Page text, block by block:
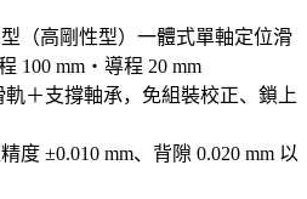
（高剛性型）一體式單軸定位滑
100 mm・導程 20 mm
＋支撐軸承，免組裝校正、鎖上
度 ±0.010 mm、背隙 0.020 mm 以